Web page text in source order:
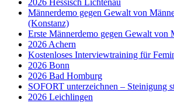
2026 Hessisch Lichtenau
Männerdemo gegen Gewalt von
(Konstanz)
Erste Männerdemo gegen Gewalt von
2026 Achern
Kostenloses Interviewtraining für
2026 Bonn
2026 Bad Homburg
SOFORT unterzeichnen – Steinigung
2026 Leichlingen